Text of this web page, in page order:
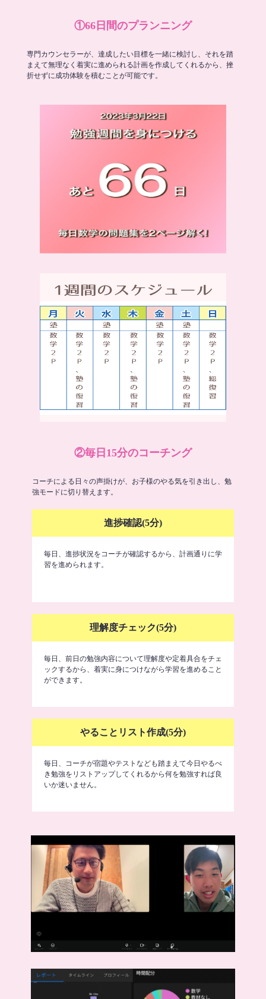
①66日間のプランニング
専門カウンセラーが、達成したい目標を一緒に検討し、それを踏
まえて無理なく着実に進められる計画を作成してくれるから、挫
折せずに成功体験を積むことが可能です。
②毎日15分のコーチング
コーチによる日々の声掛けが、お子様のやる気を引き出し、勉
強モードに切り替えます。
進捗確認(5分)
毎日、進捗状況をコーチが確認するから、計画通りに学
習を進められます。
理解度チェック(5分)
毎日、前日の勉強内容について理解度や定着具合をチェ
ックするから、着実に身につけながら学習を進めること
ができます。
やることリスト作成(5分)
毎日、コーチが宿題やテストなども踏まえて今日やるべ
き勉強をリストアップしてくれるから何を勉強すれば良
いか迷いません。